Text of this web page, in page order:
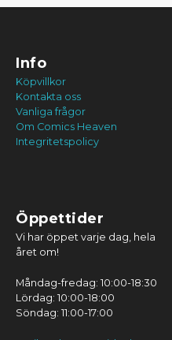
Info
Köpvillkor
Kontakta oss
Vanliga frågor
Om Comics Heaven
Integritetspolicy
Öppettider
Vi har öppet varje dag, hela
året om!
Måndag-fredag: 10:00-18:30
Lördag: 10:00-18:00
Söndag: 11:00-17:00